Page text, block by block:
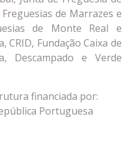
de Marrazes e
de Monte Real e
CRID, Fundação Caixa de
Descampado e Verde
financiada por:
Portuguesa